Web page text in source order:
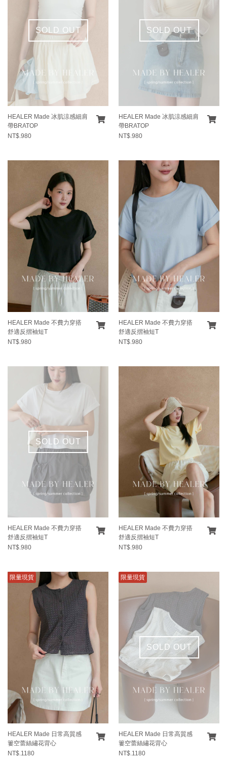
SOLD OUT
HEALER Made 冰肌涼感細肩
帶BRATOP
NT$.980
SOLD OUT
HEALER Made 冰肌涼感細肩
帶BRATOP
NT$.980
HEALER Made 不費力穿搭
舒適反摺袖短T
NT$.980
HEALER Made 不費力穿搭
舒適反摺袖短T
NT$.980
SOLD OUT
HEALER Made 不費力穿搭
舒適反摺袖短T
NT$.980
HEALER Made 不費力穿搭
舒適反摺袖短T
NT$.980
限量現貨
HEALER Made 日常高質感
簍空蕾絲繡花背心
NT$.1180
SOLD OUT
限量現貨
HEALER Made 日常高質感
簍空蕾絲繡花背心
NT$.1180